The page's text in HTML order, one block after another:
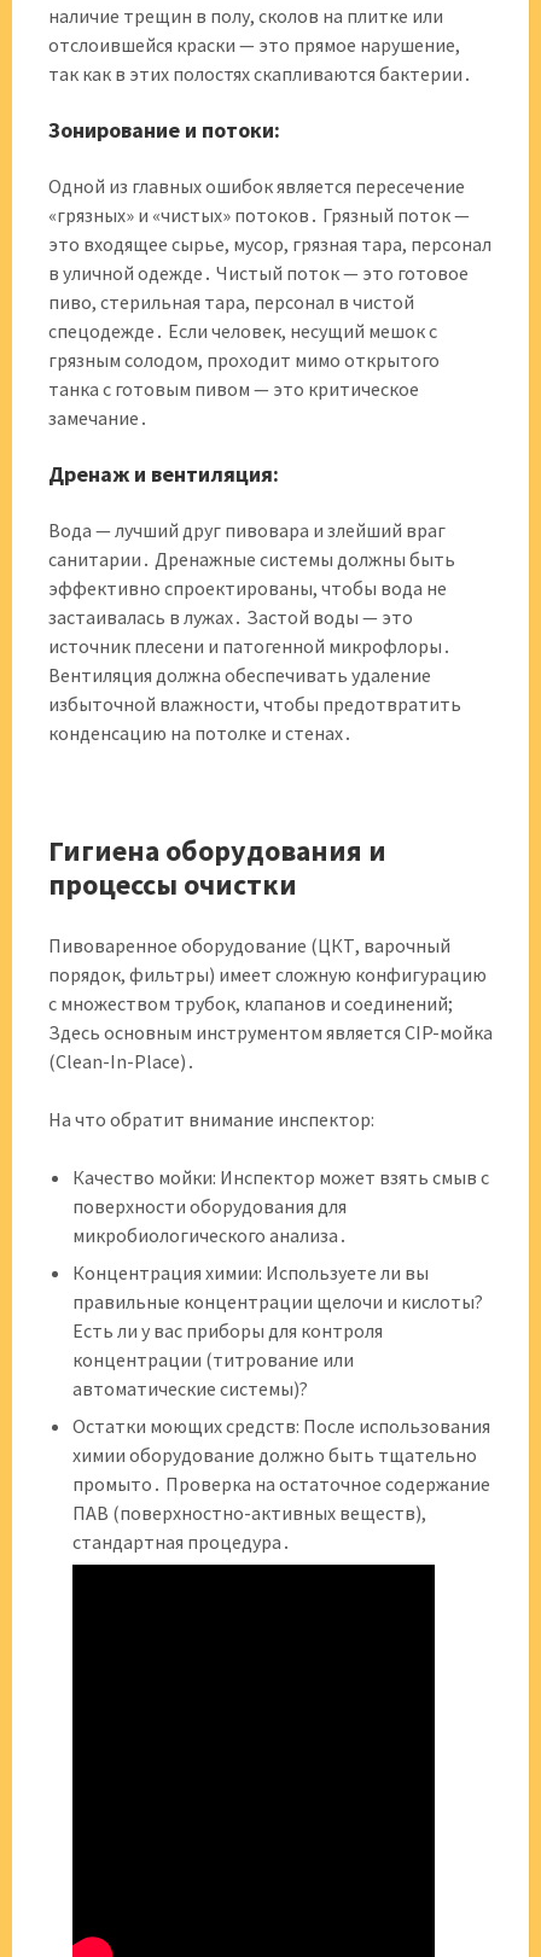
наличие трещин в полу, сколов на плитке или
отслоившейся краски — это прямое нарушение,
так как в этих полостях скапливаются бактерии․
Зонирование и потоки:
Одной из главных ошибок является пересечение
«грязных» и «чистых» потоков․ Грязный поток —
это входящее сырье, мусор, грязная тара, персонал
в уличной одежде․ Чистый поток — это готовое
пиво, стерильная тара, персонал в чистой
спецодежде․ Если человек, несущий мешок с
грязным солодом, проходит мимо открытого
танка с готовым пивом — это критическое
замечание․
Дренаж и вентиляция:
Вода — лучший друг пивовара и злейший враг
санитарии․ Дренажные системы должны быть
эффективно спроектированы, чтобы вода не
застаивалась в лужах․ Застой воды — это
источник плесени и патогенной микрофлоры․
Вентиляция должна обеспечивать удаление
избыточной влажности, чтобы предотвратить
конденсацию на потолке и стенах․
Гигиена оборудования и
процессы очистки
Пивоваренное оборудование (ЦКТ, варочный
порядок, фильтры) имеет сложную конфигурацию
с множеством трубок, клапанов и соединений;
Здесь основным инструментом является CIP-мойка
(Clean-In-Place)․
На что обратит внимание инспектор:
Качество мойки: Инспектор может взять смыв с
поверхности оборудования для
микробиологического анализа․
Концентрация химии: Используете ли вы
правильные концентрации щелочи и кислоты?
Есть ли у вас приборы для контроля
концентрации (титрование или
автоматические системы)?
Остатки моющих средств: После использования
химии оборудование должно быть тщательно
промыто․ Проверка на остаточное содержание
ПАВ (поверхностно-активных веществ),
стандартная процедура․